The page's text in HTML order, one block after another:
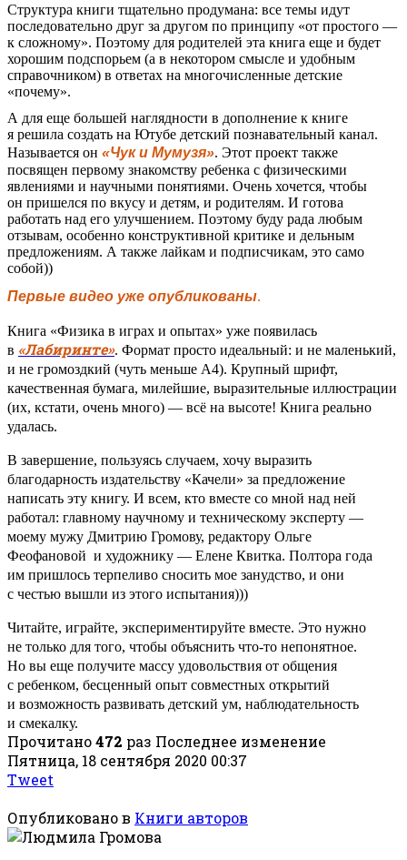
Структура книги тщательно продумана: все темы идут
последовательно друг за другом по принципу «от простого —
к сложному». Поэтому для родителей эта книга еще и будет
хорошим подспорьем (а в некотором смысле и удобным
справочником) в ответах на многочисленные детские
«почему».
А для еще большей наглядности в дополнение к книге
я решила создать на Ютубе детский познавательный канал.
Называется он «Чук и Мумузя». Этот проект также
посвящен первому знакомству ребенка с физическими
явлениями и научными понятиями. Очень хочется, чтобы
он пришелся по вкусу и детям, и родителям. И готова
работать над его улучшением. Поэтому буду рада любым
отзывам, особенно конструктивной критике и дельным
предложениям. А также лайкам и подписчикам, это само
собой))
Первые видео уже опубликованы.
Книга «Физика в играх и опытах» уже появилась
в «Лабиринте». Формат просто идеальный: и не маленький,
и не громоздкий (чуть меньше А4). Крупный шрифт,
качественная бумага, милейшие, выразительные иллюстрации
(их, кстати, очень много) — всё на высоте! Книга реально
удалась.
В завершение, пользуясь случаем, хочу выразить
благодарность издательству «Качели» за предложение
написать эту книгу. И всем, кто вместе со мной над ней
работал: главному научному и техническому эксперту —
моему мужу Дмитрию Громову, редактору Ольге
Феофановой и художнику — Елене Квитка. Полтора года
им пришлось терпеливо сносить мое занудство, и они
с честью вышли из этого испытания)))
Читайте, играйте, экспериментируйте вместе. Это нужно
не только для того, чтобы объяснить что-то непонятное.
Но вы еще получите массу удовольствия от общения
с ребенком, бесценный опыт совместных открытий
и возможность развивать детский ум, наблюдательность
и смекалку.
Прочитано472 раз Последнее изменение
Пятница, 18 сентября 2020 00:37
Tweet
Опубликовано в Книги авторов